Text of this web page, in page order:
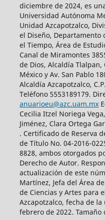
diciembre de 2024, es
Universidad Autónoma
Unidad Azcapotzalco,
el Diseño, Departamento
el Tiempo, Área de
Canal de Miramontes
de Dios, Alcaldía Tlalpan,
México y Av. San Pablo
Alcaldía Azcapotzalco,
Teléfono 5553189179.
anuarioeu@azc.uam.mx
Cecilia Itzel Noriega
Jiménez, Clara Ortega
. Certificado de Reserva
de Título No. 04-2016-
8828, ambos otorgados
Derecho de Autor.
actualización de este
Martínez, Jefa del Área
de Ciencias y Artes para
Azcapotzalco, fecha de
febrero de 2022. Tamaño